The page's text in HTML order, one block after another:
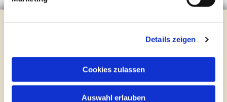
Details zeigen
Cookies zulassen
Auswahl erlauben
Unterstützen Sie die Ev.
Mit einer Spende unterstützen Sie die Arbeit der vielen
Gruppen und Angebote der Kinder- und Jugendarbeit,